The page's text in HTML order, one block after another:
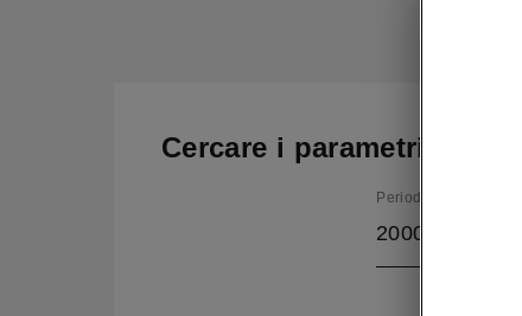
Cercare i parametri
Periodo di produzione
2000/12